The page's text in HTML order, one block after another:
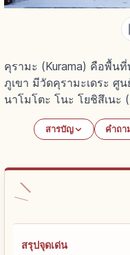
คุรามะ (Kurama) คือพื้น
ภูเขา มีวัดคุรามะเดระ ศู
นาโมโตะ โนะ โยชิสึเนะ
สารบัญ คำถา
สรุปจุดเด่น